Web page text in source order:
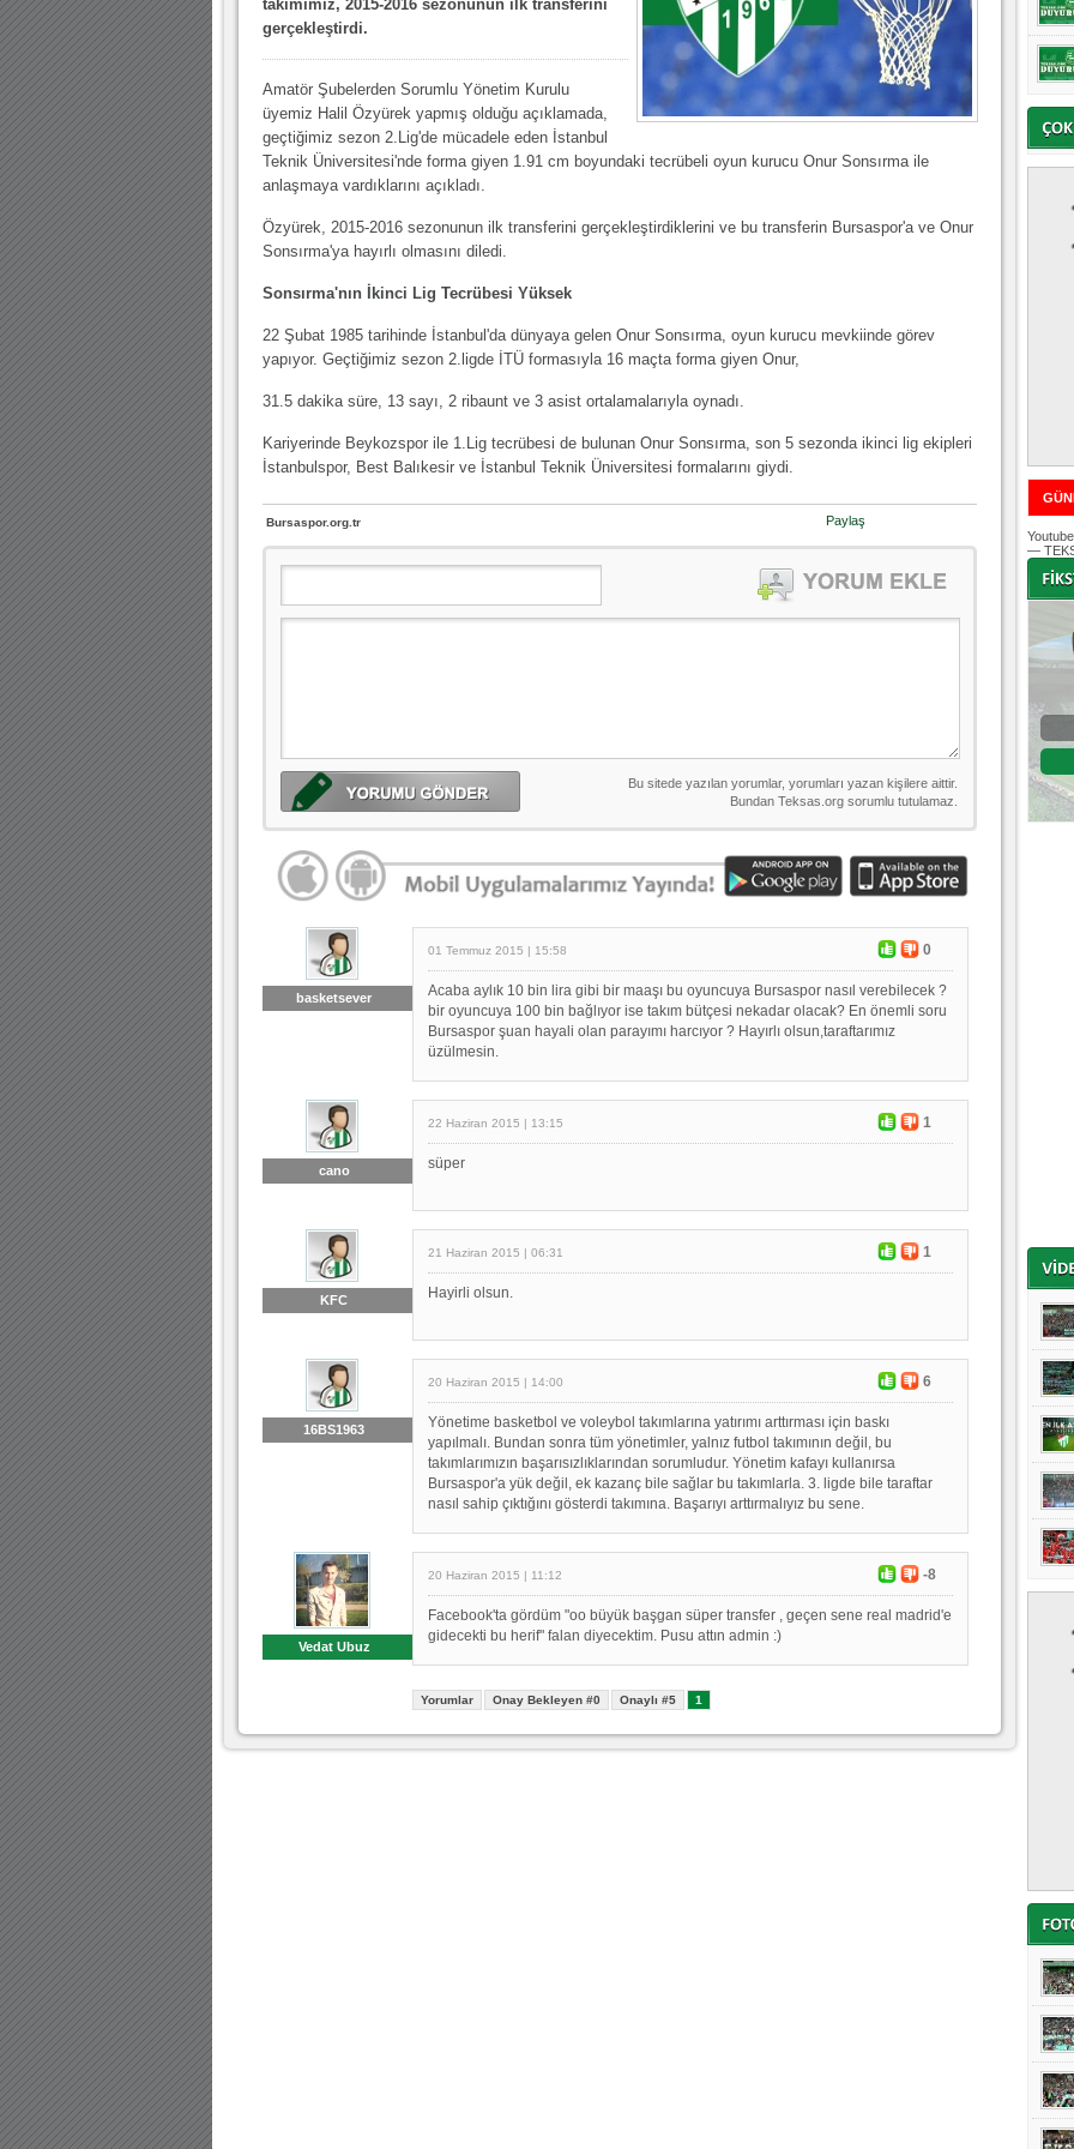
10.04.2023 14:44 |Hoş geldin Göktuğ Bebek!
11.11.2025 14:13 |Hoş geldin Ertuğrul Bebek!
12.10.2025 17:30 | MUTLULUKLAR SİNAN SILACI
16.07.2024 14:32 |Hoş geldin Kerem Bebek!
03.01.2024 19:09 | Hoş geldin Güneş bebek!
takımımız, 2015-2016 sezonunun ilk transferini
gerçekleştirdi.
Amatör Şubelerden Sorumlu Yönetim Kurulu
üyemiz Halil Özyürek yapmış olduğu açıklamada,
geçtiğimiz sezon 2.Lig'de mücadele eden İstanbul
Teknik Üniversitesi'nde forma giyen 1.91 cm boyundaki tecrübeli oyun kurucu Onur Sonsırma ile
anlaşmaya vardıklarını açıkladı.
Özyürek, 2015-2016 sezonunun ilk transferini gerçekleştirdiklerini ve bu transferin Bursaspor'a ve Onur
Sonsırma'ya hayırlı olmasını diledi.
Sonsırma'nın İkinci Lig Tecrübesi Yüksek
22 Şubat 1985 tarihinde İstanbul'da dünyaya gelen Onur Sonsırma, oyun kurucu mevkiinde görev
yapıyor. Geçtiğimiz sezon 2.ligde İTÜ formasıyla 16 maçta forma giyen Onur,
31.5 dakika süre, 13 sayı, 2 ribaunt ve 3 asist ortalamalarıyla oynadı.
Kariyerinde Beykozspor ile 1.Lig tecrübesi de bulunan Onur Sonsırma, son 5 sezonda ikinci lig ekipleri
İstanbulspor, Best Balıkesir ve İstanbul Teknik Üniversitesi formalarını giydi.
Bursaspor.org.tr Paylaş
basketsever
01 Temmuz 2015 | 15:58 0
Acaba aylık 10 bin lira gibi bir maaşı bu oyuncuya Bursaspor nasıl verebilecek ?
bir oyuncuya 100 bin bağlıyor ise takım bütçesi nekadar olacak? En önemli soru
Bursaspor şuan hayali olan parayımı harcıyor ? Hayırlı olsun,taraftarımız
üzülmesin.
cano
22 Haziran 2015 | 13:15 1
süper
KFC
21 Haziran 2015 | 06:31 1
Hayirli olsun.
16BS1963
20 Haziran 2015 | 14:00 6
Yönetime basketbol ve voleybol takımlarına yatırımı arttırması için baskı
yapılmalı. Bundan sonra tüm yönetimler, yalnız futbol takımının değil, bu
takımlarımızın başarısızlıklarından sorumludur. Yönetim kafayı kullanırsa
Bursaspor'a yük değil, ek kazanç bile sağlar bu takımlarla. 3. ligde bile taraftar
nasıl sahip çıktığını gösterdi takımına. Başarıyı arttırmalıyız bu sene.
Vedat Ubuz
20 Haziran 2015 | 11:12 -8
Facebook'ta gördüm "oo büyük başgan süper transfer , geçen sene real madrid'e
gidecekti bu herif" falan diyecektim. Pusu attın admin :)
Yorumlar Onay Bekleyen #0 Onaylı #5 1
—
Süper Lig 30. hafta
03 Mayıs 2020 Pazar | 15:15 Fikstür